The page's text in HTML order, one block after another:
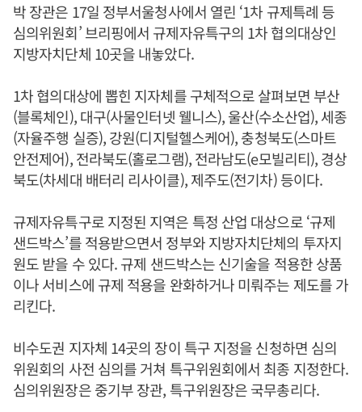
박 장관은 17일 정부서울청사에서 열린 ‘1차 규제특례 등
심의위원회’ 브리핑에서 규제자유특구의 1차 협의대상인
지방자치단체 10곳을 내놓았다.
1차 협의대상에 뽑힌 지자체를 구체적으로 살펴보면 부산
(블록체인), 대구(사물인터넷 웰니스), 울산(수소산업), 세종
(자율주행 실증), 강원(디지털헬스케어), 충청북도(스마트
안전제어), 전라북도(홀로그램), 전라남도(e모빌리티), 경상
북도(차세대 배터리 리사이클), 제주도(전기차) 등이다.
규제자유특구로 지정된 지역은 특정 산업 대상으로 ‘규제
샌드박스’를 적용받으면서 정부와 지방자치단체의 투자지
원도 받을 수 있다. 규제 샌드박스는 신기술을 적용한 상품
이나 서비스에 규제 적용을 완화하거나 미뤄주는 제도를 가
리킨다.
비수도권 지자체 14곳의 장이 특구 지정을 신청하면 심의
위원회의 사전 심의를 거쳐 특구위원회에서 최종 지정한다.
심의위원장은 중기부 장관, 특구위원장은 국무총리다.